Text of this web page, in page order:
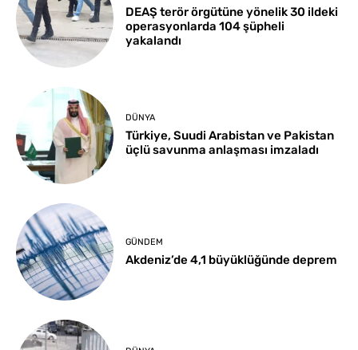
DEAŞ terör örgütüne yönelik 30 ildeki
operasyonlarda 104 şüpheli
yakalandı
DÜNYA
Türkiye, Suudi Arabistan ve Pakistan
üçlü savunma anlaşması imzaladı
GÜNDEM
Akdeniz’de 4,1 büyüklüğünde deprem